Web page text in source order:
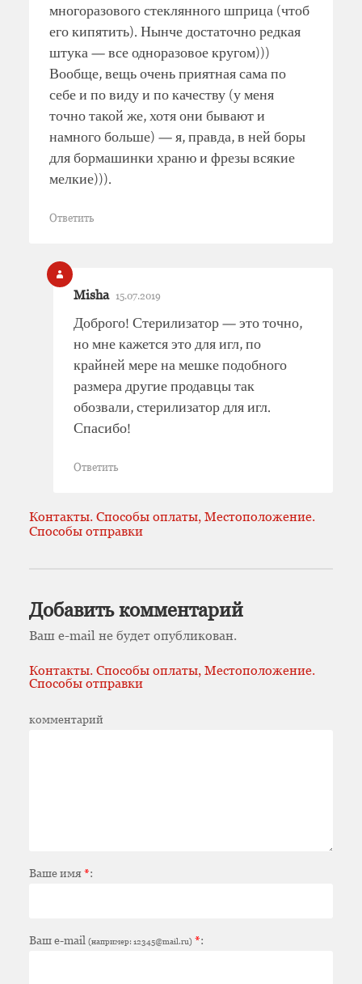
многоразового стеклянного шприца (чтоб
его кипятить). Нынче достаточно редкая
штука — все одноразовое кругом)))
Вообще, вещь очень приятная сама по
себе и по виду и по качеству (у меня
точно такой же, хотя они бывают и
намного больше) — я, правда, в ней боры
для бормашинки храню и фрезы всякие
мелкие))).
Ответить
Misha 15.07.2019
Доброго! Стерилизатор — это точно,
но мне кажется это для игл, по
крайней мере на мешке подобного
размера другие продавцы так
обозвали, стерилизатор для игл.
Спасибо!
Ответить
Контакты. Способы оплаты, Местоположение.
Способы отправки
Добавить комментарий
Ваш e-mail не будет опубликован.
Контакты. Способы оплаты, Местоположение.
Способы отправки
комментарий
Ваше имя*:
Ваш e-mail (например: 12345@mail.ru) *: